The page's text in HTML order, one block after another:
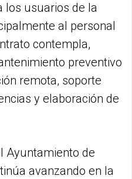
los usuarios de la
al personal
contempla,
preventivo
remota, soporte
y elaboración de
Ayuntamiento de
avanzando en la